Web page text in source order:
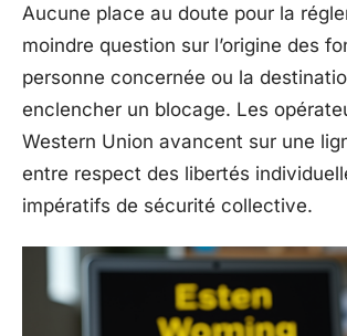
Aucune place au doute pour la
moindre question sur l’origine des
personne concernée ou la
enclencher un blocage. Les
Western Union avancent sur une
entre respect des libertés
impératifs de sécurité collective.